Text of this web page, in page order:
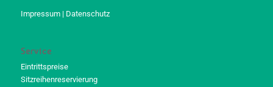
Impressum| Datenschutz
Service
Eintrittspreise
Sitzreihenreservierung